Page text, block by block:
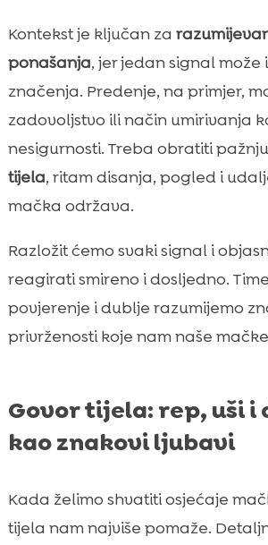
Kontekst je ključan za
ponašanja, jer jedan signal može
značenja. Predenje, na primjer,
zadovoljstvo ili način umirivanja
nesigurnosti. Treba obratiti
tijela, ritam disanja, pogled i
mačka održava.
Razložit ćemo svaki signal i
reagirati smireno i dosljedno.
povjerenje i dublje razumijemo
privrženosti koje nam naše
Govor tijela: rep, uši i
kao znakovi ljubavi
Kada želimo shvatiti osjećaje
tijela nam najviše pomaže.